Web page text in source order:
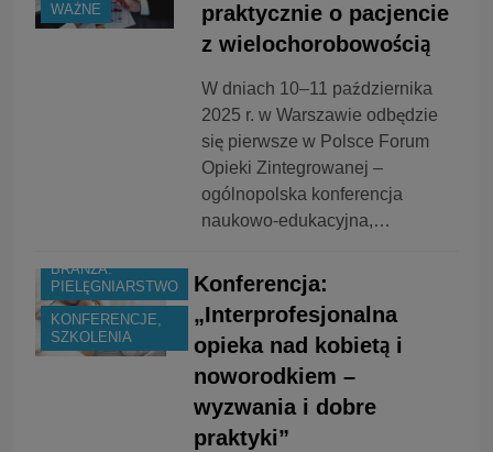
WAŻNE
praktycznie o pacjencie
z wielochorobowością
W dniach 10–11 października
2025 r. w Warszawie odbędzie
się pierwsze w Polsce Forum
Opieki Zintegrowanej –
ogólnopolska konferencja
naukowo-edukacyjna,…
BRANŻA:
PIELĘGNIARSTWO
KONFERENCJE,
SZKOLENIA
Konferencja:
„Interprofesjonalna
opieka nad kobietą i
noworodkiem –
wyzwania i dobre
praktyki”